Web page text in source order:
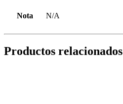
Nota N/A
Productos relacionados